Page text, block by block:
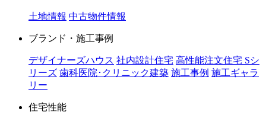
土地情報 中古物件情報
ブランド・施工事例
デザイナーズハウス 社内設計住宅 高性能注文住宅 Sシ
リーズ 歯科医院･クリニック建築 施工事例 施工ギャラ
リー
住宅性能